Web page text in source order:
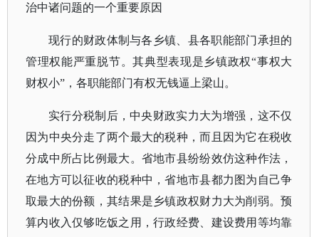
治中诸问题的一个重要原因
现行的财政体制与各乡镇、县各职能部门承担的
管理权能严重脱节。其典型表现是乡镇政权“事权大
财权小”，各职能部门有权无钱逼上梁山。
实行分税制后，中央财政实力大为增强，这不仅
因为中央分走了两个最大的税种，而且因为它在税收
分成中所占比例最大。省地市县纷纷效仿这种作法，
在地方可以征收的税种中，省地市县都力图为自己争
取最大的份额，其结果是乡镇政权财力大为削弱。预
算内收入仅够吃饭之用，行政经费、建设费用等均靠